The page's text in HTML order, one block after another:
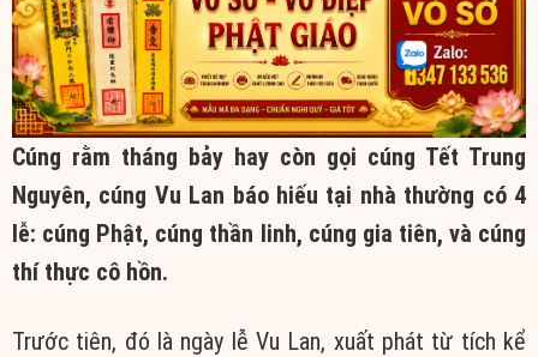
Cúng rằm tháng bảy hay còn gọi cúng Tết Trung
Nguyên, cúng Vu Lan báo hiếu tại nhà thường có 4
lễ: cúng Phật, cúng thần linh, cúng gia tiên, và cúng
thí thực cô hồn.
Trước tiên, đó là ngày lễ Vu Lan, xuất phát từ tích kể